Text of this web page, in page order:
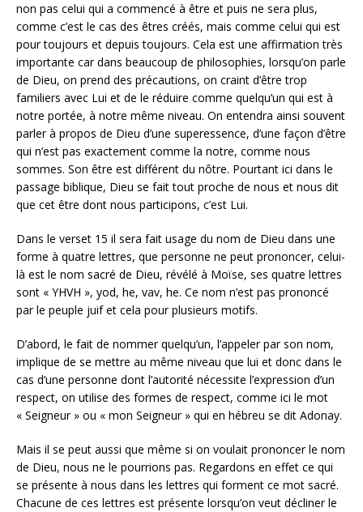
non pas celui qui a commencé à être et puis ne sera plus,
comme c’est le cas des êtres créés, mais comme celui qui est
pour toujours et depuis toujours. Cela est une affirmation très
importante car dans beaucoup de philosophies, lorsqu’on parle
de Dieu, on prend des précautions, on craint d’être trop
familiers avec Lui et de le réduire comme quelqu’un qui est à
notre portée, à notre même niveau. On entendra ainsi souvent
parler à propos de Dieu d’une superessence, d’une façon d’être
qui n’est pas exactement comme la notre, comme nous
sommes. Son être est différent du nôtre. Pourtant ici dans le
passage biblique, Dieu se fait tout proche de nous et nous dit
que cet être dont nous participons, c’est Lui.
Dans le verset 15 il sera fait usage du nom de Dieu dans une
forme à quatre lettres, que personne ne peut prononcer, celui-
là est le nom sacré de Dieu, révélé à Moïse, ses quatre lettres
sont « YHVH », yod, he, vav, he. Ce nom n’est pas prononcé
par le peuple juif et cela pour plusieurs motifs.
D’abord, le fait de nommer quelqu’un, l’appeler par son nom,
implique de se mettre au même niveau que lui et donc dans le
cas d’une personne dont l’autorité nécessite l’expression d’un
respect, on utilise des formes de respect, comme ici le mot
« Seigneur » ou « mon Seigneur » qui en hébreu se dit Adonay.
Mais il se peut aussi que même si on voulait prononcer le nom
de Dieu, nous ne le pourrions pas. Regardons en effet ce qui
se présente à nous dans les lettres qui forment ce mot sacré.
Chacune de ces lettres est présente lorsqu’on veut décliner le